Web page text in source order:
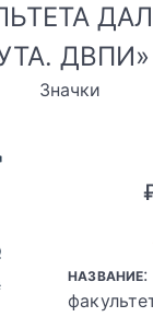
Значки
НАЗВАНИЕ: